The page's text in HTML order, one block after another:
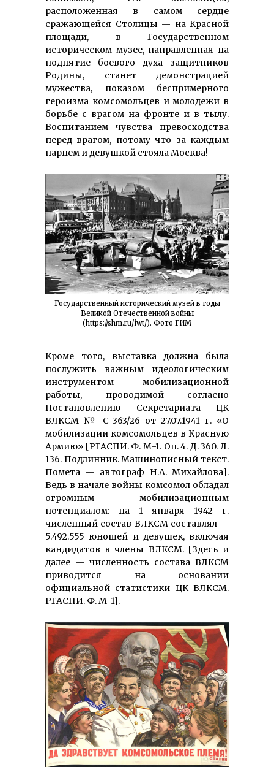
расположенная в самом сердце
сражающейся Столицы — на Красной
площади, в Государственном
историческом музее, направленная на
поднятие боевого духа защитников
Родины, станет демонстрацией
мужества, показом беспримерного
героизма комсомольцев и молодежи в
борьбе с врагом на фронте и в тылу.
Воспитанием чувства превосходства
перед врагом, потому что за каждым
парнем и девушкой стояла Москва!
Государственный исторический музей в годы
Великой Отечественной войны
(https://shm.ru/iwt/). Фото ГИМ
Кроме того, выставка должна была
послужить важным идеологическим
инструментом мобилизационной
работы, проводимой согласно
Постановлению Секретариата ЦК
ВЛКСМ № С-363/26 от 27.07.1941 г. «О
мобилизации комсомольцев в Красную
Армию» [РГАСПИ. Ф. М-1. Оп. 4. Д. 360. Л.
136. Подлинник. Машинописный текст.
Помета — автограф Н.А. Михайлова].
Ведь в начале войны комсомол обладал
огромным мобилизационным
потенциалом: на 1 января 1942 г.
численный состав ВЛКСМ составлял —
5.492.555 юношей и девушек, включая
кандидатов в члены ВЛКСМ. [Здесь и
далее — численность состава ВЛКСМ
приводится на основании
официальной статистики ЦК ВЛКСМ.
РГАСПИ. Ф. М-1].